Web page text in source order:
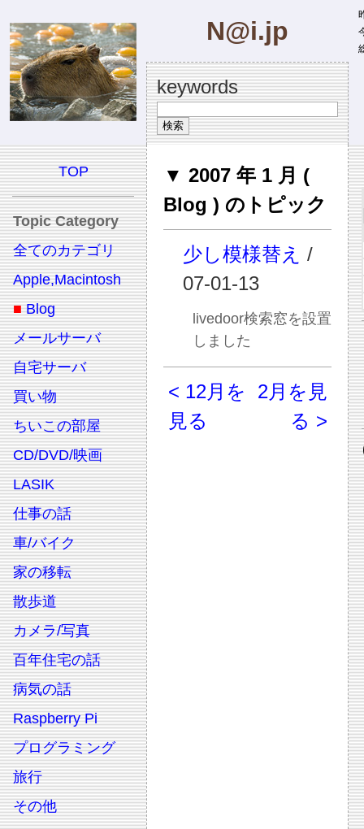
N@i.jp
keywords
TOP
Topic Category
全てのカテゴリ
Apple,Macintosh
■ Blog
メールサーバ
自宅サーバ
買い物
ちいこの部屋
CD/DVD/映画
LASIK
仕事の話
車/バイク
家の移転
散歩道
カメラ/写真
百年住宅の話
病気の話
Raspberry Pi
プログラミング
旅行
その他
▼ 2007 年 1 月 (
Blog ) のトピック
少し模様替え /
07-01-13
livedoor検索窓を設置
しました
< 12月を
見る
2月を見
る >